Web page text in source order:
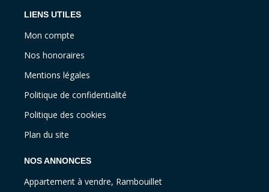
LIENS UTILES
Mon compte
Nos honoraires
Mentions légales
Politique de confidentialité
Politique des cookies
Plan du site
NOS ANNONCES
Appartement à vendre, Rambouillet